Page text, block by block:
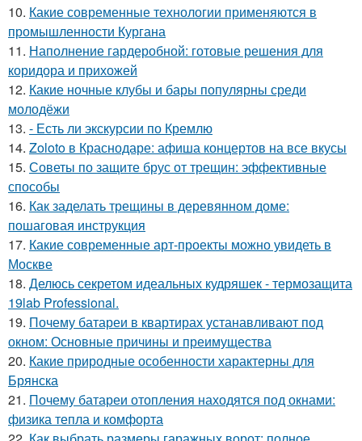
10. Какие современные технологии применяются в
промышленности Кургана
11. Наполнение гардеробной: готовые решения для
коридора и прихожей
12. Какие ночные клубы и бары популярны среди
молодёжи
13. - Есть ли экскурсии по Кремлю
14. Zoloto в Краснодаре: афиша концертов на все вкусы
15. Советы по защите брус от трещин: эффективные
способы
16. Как заделать трещины в деревянном доме:
пошаговая инструкция
17. Какие современные арт-проекты можно увидеть в
Москве
18. Делюсь секретом идеальных кудряшек - термозащита
19lab Professional.
19. Почему батареи в квартирах устанавливают под
окном: Основные причины и преимущества
20. Какие природные особенности характерны для
Брянска
21. Почему батареи отопления находятся под окнами:
физика тепла и комфорта